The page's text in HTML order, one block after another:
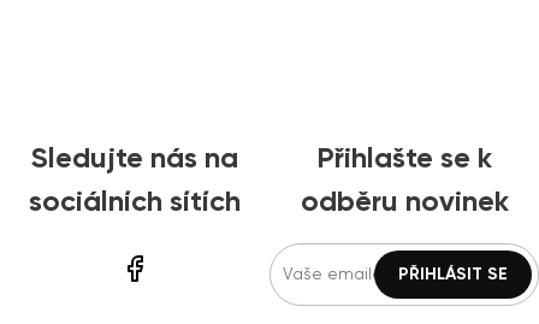
Sledujte nás na
sociálních sítích
Přihlašte se k
odběru novinek